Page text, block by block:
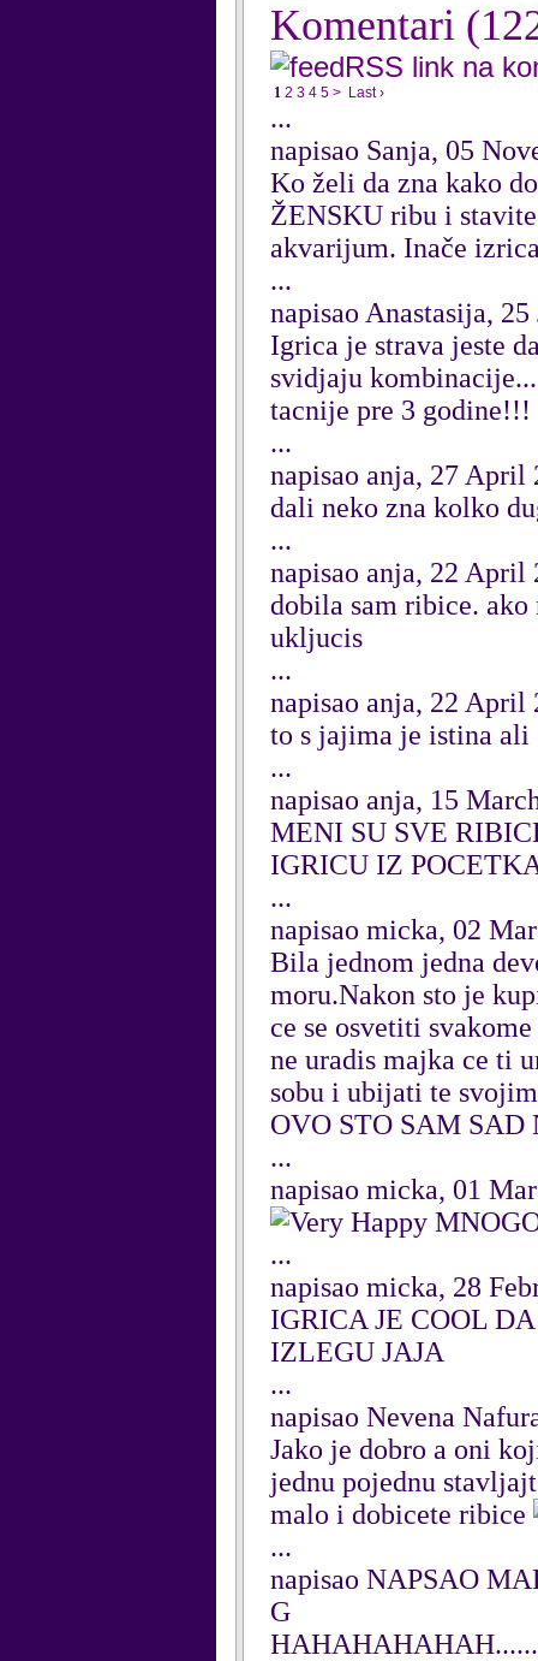
Komentari
RSS link na
1 2 3 4 5 > Last ›
...
napisao Sanja, 05
Ko želi da zna kako
ŽENSKU ribu i
akvarijum. Inače
...
napisao Anastasija, 25
Igrica je strava jeste
svidjaju
tacnije pre 3
...
napisao anja, 27 April
dali neko zna kolko
...
napisao anja, 22 April
dobila sam ribice.
ukljucis
...
napisao anja, 22 April
to s jajima je istina ali
...
napisao anja, 15
MENI SU SVE
IGRICU IZ
...
napisao micka, 02
Bila jednom jedna
moru.Nakon sto je
ce se osvetiti
ne uradis majka ce ti
sobu i ubijati te
OVO STO SAM
...
napisao micka, 01
...
napisao micka, 28
IGRICA JE COOL
IZLEGU JAJA
...
napisao Nevena
Jako je dobro a oni
jednu pojednu
malo i dobicete ribice
...
napisao NAPSAO
G
HAHAHAHAHAH......